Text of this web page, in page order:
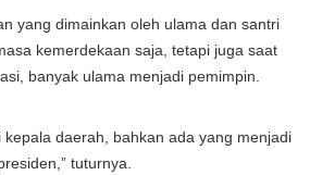
yang dimainkan oleh ulama dan santri
kemerdekaan saja, tetapi juga saat
banyak ulama menjadi pemimpin.
kepala daerah, bahkan ada yang menjadi
tuturnya.